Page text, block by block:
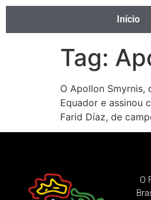
Início
Tag:
O Apollon Smyrnis,
Equador e assinou
Farid Díaz, de
O